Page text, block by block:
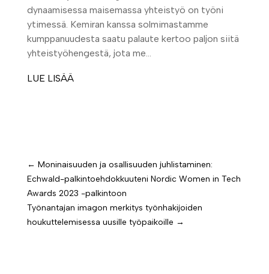
dynaamisessa maisemassa yhteistyö on työni
ytimessä. Kemiran kanssa solmimastamme
kumppanuudesta saatu palaute kertoo paljon siitä
yhteistyöhengestä, jota me...
LUE LISÄÄ
← Moninaisuuden ja osallisuuden juhlistaminen:
Echwald-palkintoehdokkuuteni Nordic Women in Tech
Awards 2023 -palkintoon
Työnantajan imagon merkitys työnhakijoiden
houkuttelemisessa uusille työpaikoille →